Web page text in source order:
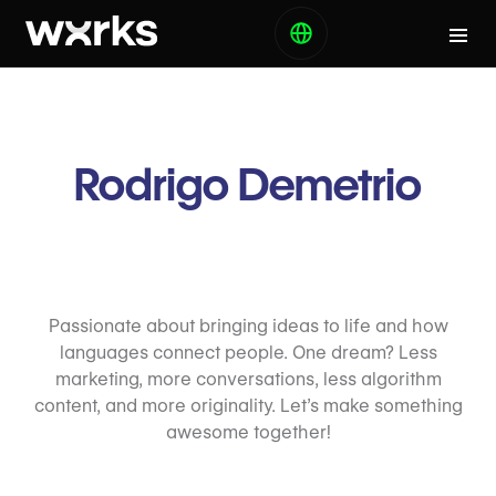
Rodrigo Demetrio
Passionate about bringing ideas to life and how
languages connect people. One dream? Less
marketing, more conversations, less algorithm
content, and more originality. Let’s make something
awesome together!